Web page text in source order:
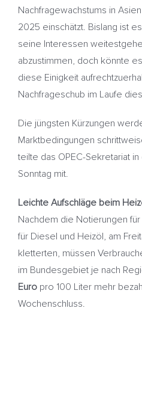
Nachfragewachstums in
2025 einschätzt. Bislang ist
seine Interessen
abzustimmen, doch könnte
diese Einigkeit
Nachfrageschub im Laufe
Die jüngsten Kürzungen
Marktbedingungen
teilte das OPEC-Sekretariat
Sonntag mit.
Leichte Aufschläge beim
Nachdem die Notierungen
für Diesel und Heizöl, am
kletterten, müssen
im Bundesgebiet je nach
Europro 100 Liter mehr
Wochenschluss.